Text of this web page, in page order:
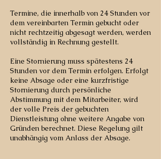
Termine, die innerhalb von 24 Stunden vor
dem vereinbarten Termin gebucht oder
nicht rechtzeitig abgesagt werden, werden
vollständig in Rechnung gestellt.
Eine Stornierung muss spätestens 24
Stunden vor dem Termin erfolgen. Erfolgt
keine Absage oder eine kurzfristige
Stornierung durch persönliche
Abstimmung mit dem Mitarbeiter, wird
der volle Preis der gebuchten
Dienstleistung ohne weitere Angabe von
Gründen berechnet. Diese Regelung gilt
unabhängig vom Anlass der Absage.